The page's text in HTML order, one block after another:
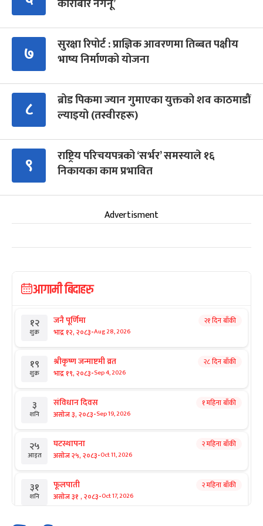
कारोबार नगर्नू’
७
सुरक्षा रिपोर्ट : प्राज्ञिक आवरणमा तिब्बत पक्षीय
भाष्य निर्माणको योजना
८
ब्रोड पिकमा ज्यान गुमाएका युक्तको शव काठमाडौं
ल्याइयो (तस्वीरहरू)
९
राष्ट्रिय परिचयपत्रको ‘सर्भर’ समस्याले १६
निकायका काम प्रभावित
Advertisment
आगामी बिदाहरु
१२
शुक्र
जनै पूर्णिमा
भाद्र १२, २०८३-Aug 28, 2026
२१ दिन बाँकी
१९
शुक्र
श्रीकृष्ण जन्माष्टमी व्रत
भाद्र १९, २०८३-Sep 4, 2026
२८ दिन बाँकी
३
शनि
संविधान दिवस
असोज ३, २०८३-Sep 19, 2026
१ महिना बाँकी
२५
आइत
घटस्थापना
असोज २५, २०८३-Oct 11, 2026
२ महिना बाँकी
३१
शनि
फूलपाती
असोज ३१ , २०८३-Oct 17, 2026
२ महिना बाँकी